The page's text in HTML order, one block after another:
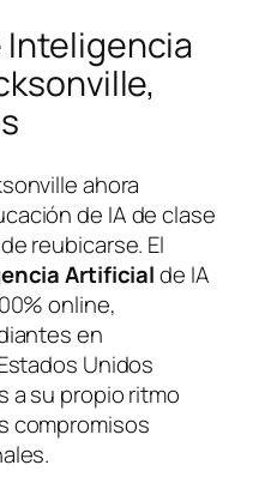
ahora
de IA de clase
reubicarse. El
Artificialde IA
online,
en
Unidos
a su propio ritmo
compromisos